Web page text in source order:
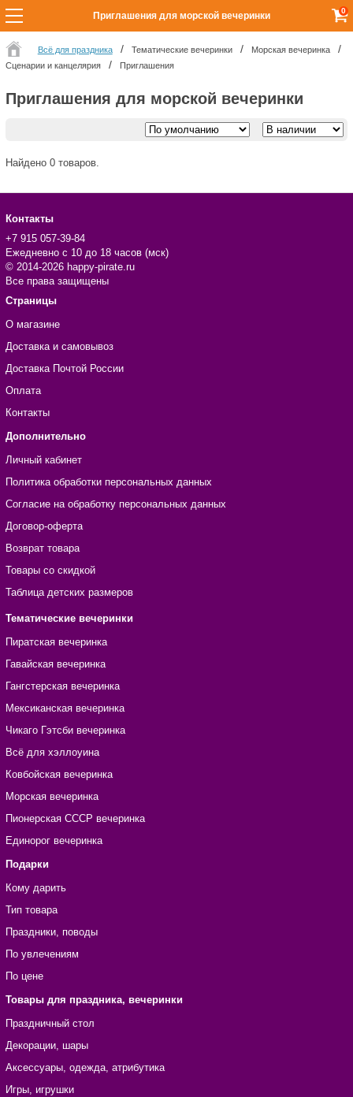
Всё для праздника Тематические вечеринки
Морская вечеринка
Сценарии и канцелярия
Приглашения
Приглашения для морской вечеринки
Найдено 0 товаров.
Контакты
+7 915 057-39-84
Ежедневно с 10 до 18 часов (мск)
© 2014-2026 happy-pirate.ru
Все права защищены
Страницы
О магазине
Доставка и самовывоз
Доставка Почтой России
Оплата
Контакты
Дополнительно
Личный кабинет
Политика обработки персональных данных
Согласие на обработку персональных данных
Договор-оферта
Возврат товара
Товары со скидкой
Таблица детских размеров
Тематические вечеринки
Пиратская вечеринка
Гавайская вечеринка
Гангстерская вечеринка
Мексиканская вечеринка
Чикаго Гэтсби вечеринка
Всё для хэллоуина
Ковбойская вечеринка
Морская вечеринка
Пионерская СССР вечеринка
Единорог вечеринка
Подарки
Кому дарить
Тип товара
Праздники, поводы
По увлечениям
По цене
Товары для праздника, вечеринки
Праздничный стол
Декорации, шары
Аксессуары, одежда, атрибутика
Игры, игрушки
Приглашения для морской вечеринки 0